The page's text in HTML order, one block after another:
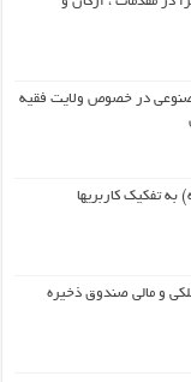
در خصوص ولایت فقیه
و مالی صندوق ذخیره